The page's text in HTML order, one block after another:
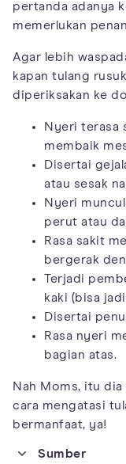
pertanda adanya
memerlukan
Agar lebih
kapan tulang
diperiksakan ke
Nyeri terasa
membaik
Disertai
atau sesak
Nyeri
perut atau
Rasa sakit
bergerak
Terjadi
kaki (bisa
Disertai
Rasa nyeri
bagian atas.
Nah Moms, itu
cara mengatasi
bermanfaat, ya!
Sumber